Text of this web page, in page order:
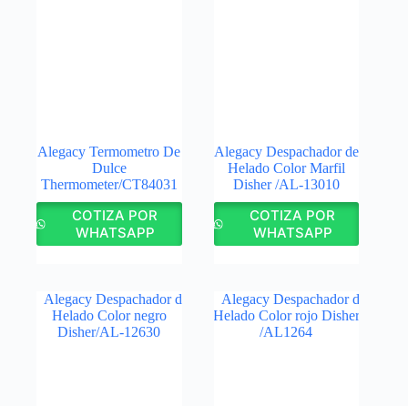
Alegacy Termometro De
Dulce
Thermometer/CT84031
COTIZA POR
WHATSAPP
Alegacy Despachador de
Helado Color Marfil
Disher /AL‑13010
COTIZA POR
WHATSAPP